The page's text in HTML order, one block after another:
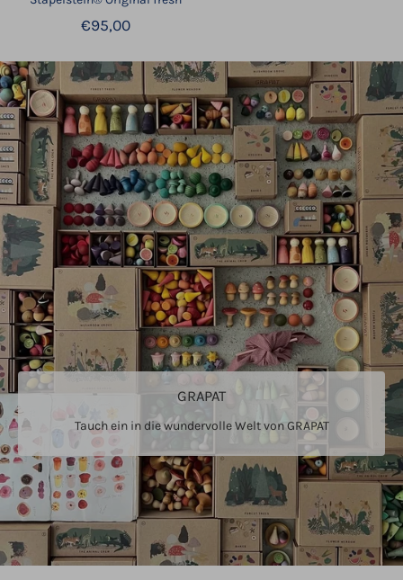
€95,00
GRAPAT
Tauch ein in die wundervolle Welt von GRAPAT